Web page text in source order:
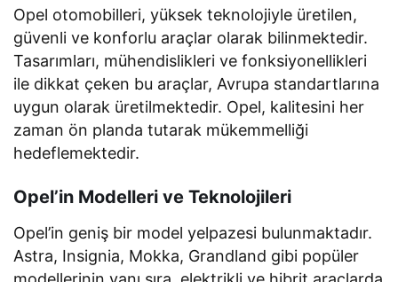
Opel otomobilleri, yüksek teknolojiyle üretilen,
güvenli ve konforlu araçlar olarak bilinmektedir.
Tasarımları, mühendislikleri ve fonksiyonellikleri
ile dikkat çeken bu araçlar, Avrupa standartlarına
uygun olarak üretilmektedir. Opel, kalitesini her
zaman ön planda tutarak mükemmelliği
hedeflemektedir.
Opel’in Modelleri ve Teknolojileri
Opel’in geniş bir model yelpazesi bulunmaktadır.
Astra, Insignia, Mokka, Grandland gibi popüler